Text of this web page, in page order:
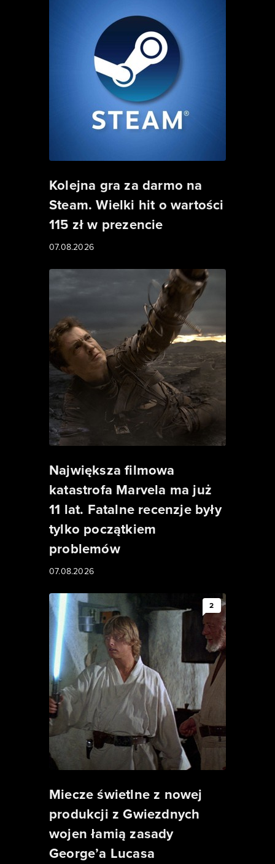
Kolejna gra za darmo na
Steam. Wielki hit o wartości
115 zł w prezencie
07.08.2026
Największa filmowa
katastrofa Marvela ma już
11 lat. Fatalne recenzje były
tylko początkiem
problemów
07.08.2026
2
Miecze świetlne z nowej
produkcji z Gwiezdnych
wojen łamią zasady
George’a Lucasa